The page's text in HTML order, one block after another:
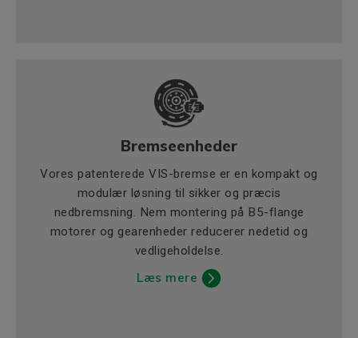
Bremseenheder
Vores patenterede VIS-bremse er en kompakt og
modulær løsning til sikker og præcis
nedbremsning. Nem montering på B5-flange
motorer og gearenheder reducerer nedetid og
vedligeholdelse.
Læs mere